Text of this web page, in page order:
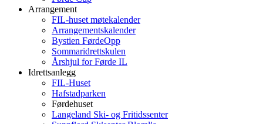
Arrangement
FIL-huset møtekalender
Arrangementskalender
Bystien FørdeOpp
Sommaridrettskulen
Årshjul for Førde IL
Idrettsanlegg
FIL-Huset
Hafstadparken
Førdehuset
Langeland Ski- og Fritidssenter